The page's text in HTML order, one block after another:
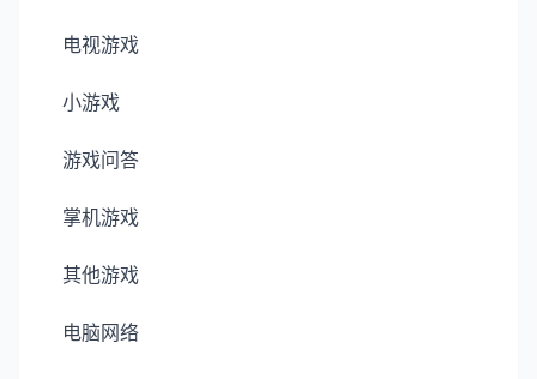
电视游戏
小游戏
游戏问答
掌机游戏
其他游戏
电脑网络